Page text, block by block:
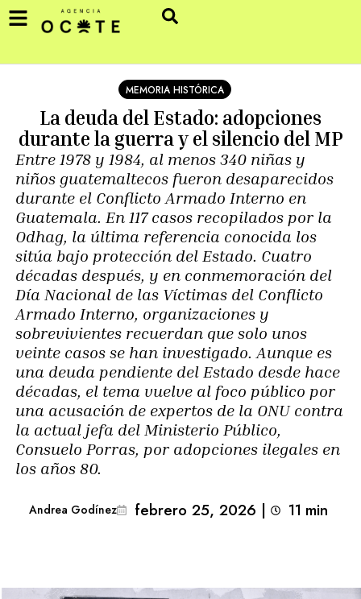
MEMORIA HISTÓRICA
La deuda del Estado: adopciones
durante la guerra y el silencio del MP
Entre 1978 y 1984, al menos 340 niñas y
niños guatemaltecos fueron desaparecidos
durante el Conflicto Armado Interno en
Guatemala. En 117 casos recopilados por la
Odhag, la última referencia conocida los
sitúa bajo protección del Estado. Cuatro
décadas después, y en conmemoración del
Día Nacional de las Víctimas del Conflicto
Armado Interno, organizaciones y
sobrevivientes recuerdan que solo unos
veinte casos se han investigado. Aunque es
una deuda pendiente del Estado desde hace
décadas, el tema vuelve al foco público por
una acusación de expertos de la ONU contra
la actual jefa del Ministerio Público,
Consuelo Porras, por adopciones ilegales en
los años 80.
Andrea Godínez febrero 25, 2026 | 11 min